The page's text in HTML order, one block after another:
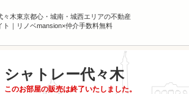
々木東京都心・城南・城西エリアの不動産
ト｜リノベmansion×仲介手数料無料
シャトレー代々木
このお部屋の販売は終了いたしました。